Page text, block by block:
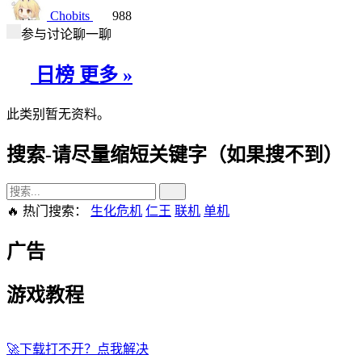
Chobits
988
参与讨论聊一聊
日榜 更多 »
此类别暂无资料。
搜索-请尽量缩短关键字（如果搜不到）
🔥 热门搜索： 生化危机 仁王 联机 单机
广告
游戏教程
🚀下载打不开？点我解决